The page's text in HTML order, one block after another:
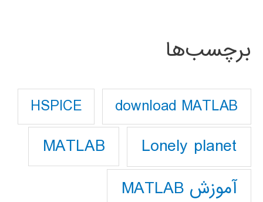
برچسب‌ها
download MATLAB
HSPICE
Lonely planet
MATLAB
آموزش MATLAB